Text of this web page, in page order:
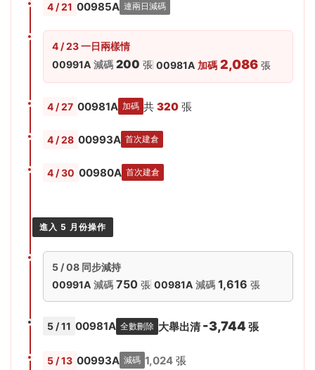
4 / 21 00985A 連兩日減碼
4 / 23 一日兩樣情
00991A 減碼 200 張 00981A 加碼 2,086 張
4 / 27 00981A 加碼 共 320 張
4 / 28 00993A 首次建倉
4 / 30 00980A 首次建倉
進入 5 月份操作
5 / 08 同步減持
00991A 減碼 750 張 00981A 減碼 1,616 張
5 / 11 00981A 全數刪除 大舉出清 -3,744 張
5 / 13 00993A 減碼 1,024 張